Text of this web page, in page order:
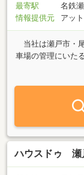
最寄駅
名鉄
情報提供元
アッ
当社は瀬戸市・
車場の管理にいた
住宅販売は不動産
名鉄瀬戸線「瀬戸
切と真心で応対し
駐車場４台分完備
ハウスドゥ 瀬